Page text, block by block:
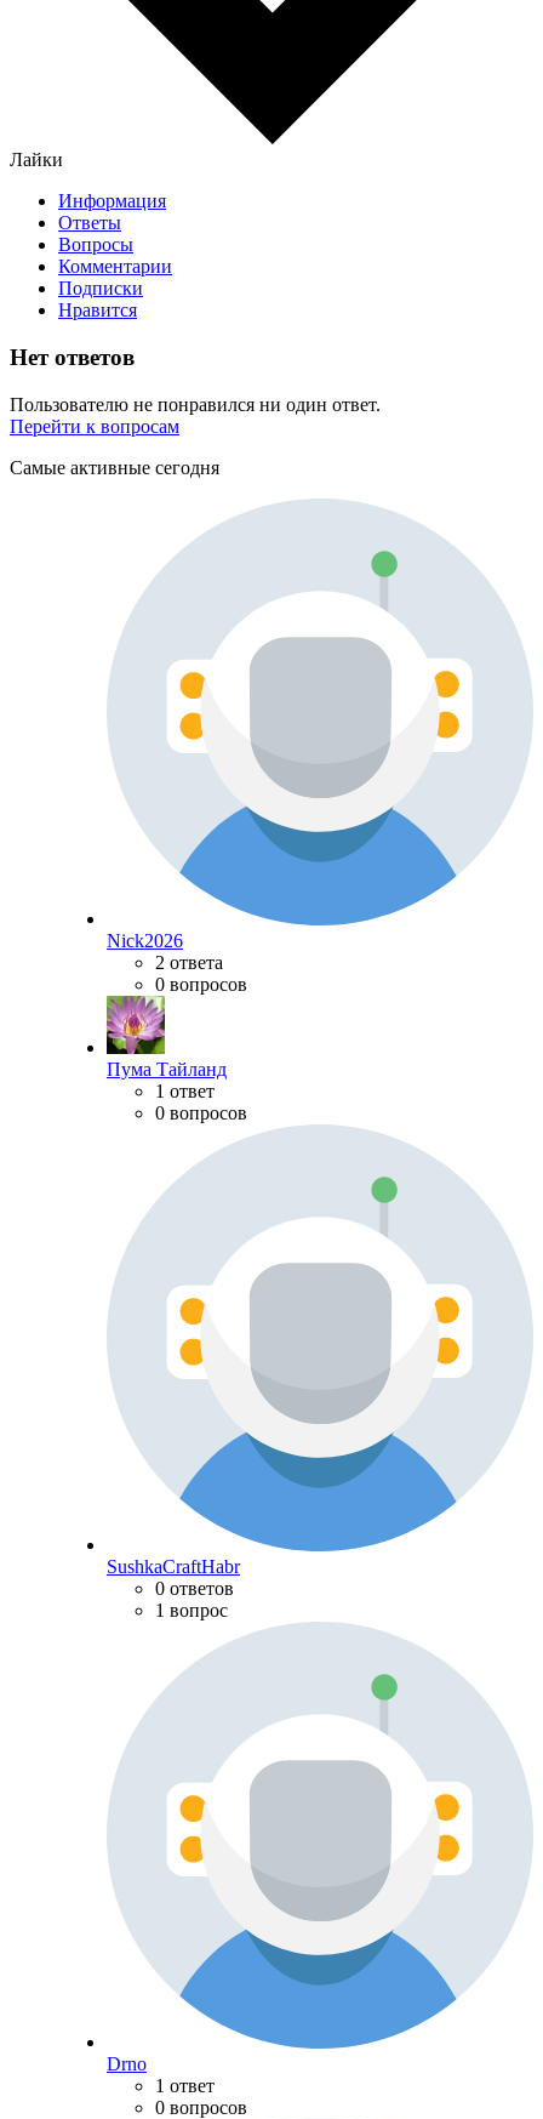
Лайки
Информация
Ответы
Вопросы
Комментарии
Подписки
Нравится
Нет ответов
Пользователю не понравился ни один ответ.
Перейти к вопросам
Самые активные сегодня
Nick2026
2 ответа
0 вопросов
Пума Тайланд
1 ответ
0 вопросов
SushkaCraftHabr
0 ответов
1 вопрос
Drno
1 ответ
0 вопросов